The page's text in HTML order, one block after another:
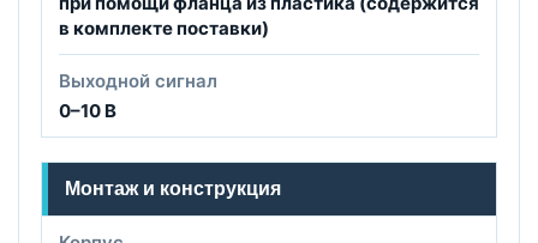
в комплекте поставки)
Выходной сигнал
0–10 В
Монтаж и конструкция